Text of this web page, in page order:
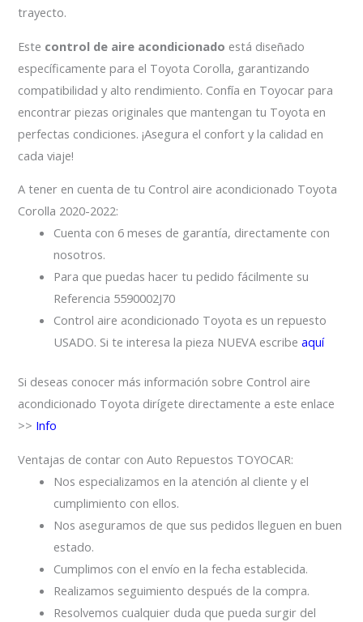
trayecto.
Este control de aire acondicionado está diseñado
específicamente para el Toyota Corolla, garantizando
compatibilidad y alto rendimiento. Confía en Toyocar para
encontrar piezas originales que mantengan tu Toyota en
perfectas condiciones. ¡Asegura el confort y la calidad en
cada viaje!
A tener en cuenta de tu Control aire acondicionado Toyota
Corolla 2020-2022:
Cuenta con 6 meses de garantía, directamente con
nosotros.
Para que puedas hacer tu pedido fácilmente su
Referencia 5590002J70
Control aire acondicionado Toyota es un repuesto
USADO. Si te interesa la pieza NUEVA escribeaquí
Si deseas conocer más información sobre Control aire
acondicionado Toyota dirígete directamente a este enlace
>> Info
Ventajas de contar con Auto Repuestos TOYOCAR:
Nos especializamos en la atención al cliente y el
cumplimiento con ellos.
Nos aseguramos de que sus pedidos lleguen en buen
estado.
Cumplimos con el envío en la fecha establecida.
Realizamos seguimiento después de la compra.
Resolvemos cualquier duda que pueda surgir del